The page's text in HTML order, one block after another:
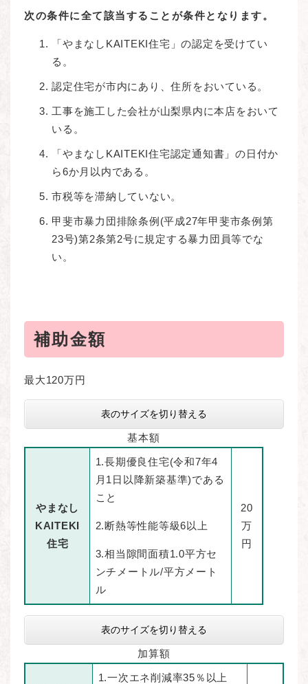
次の条件に全て該当することが条件となります。
「やまなしKAITEKI住宅」の認定を受けてい
る。
認定住宅が市内にあり、住所をおいている。
工事を施工した会社が山梨県内に本店をおいて
いる。
「やまなしKAITEKI住宅認定通知書」の日付か
ら6か月以内である。
市税等を滞納していない。
甲斐市暴力団排除条例(平成27年甲斐市条例第
23号)第2条第2号に規定する暴力団員等でな
い。
補助金額
最大120万円
表のサイズを切り替える
基本額
やまなし
KAITEKI
住宅
1.長期優良住宅(令和7年4
月1日以降新築基準)である
こと
2.断熱等性能等級6以上
3.相当隙間面積1.0平方セ
ンチメートル/平方メート
ル
20
万
円
表のサイズを切り替える
加算額
1.一次エネ削減率35％以上